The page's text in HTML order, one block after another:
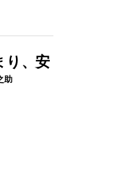
り、安
助